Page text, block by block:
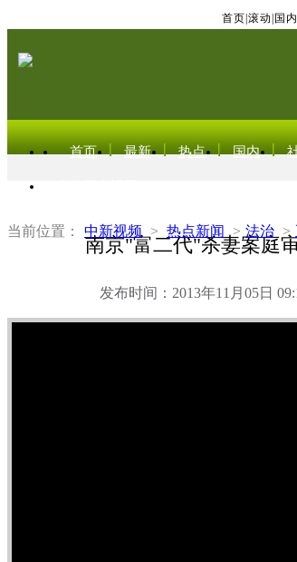
首页 滚动 国内
首页 最新 热点 国内
当前位置： 中新视频 > 热点新闻 > 法治 >
南京"富二代"杀妻案庭
发布时间：2013年11月05日